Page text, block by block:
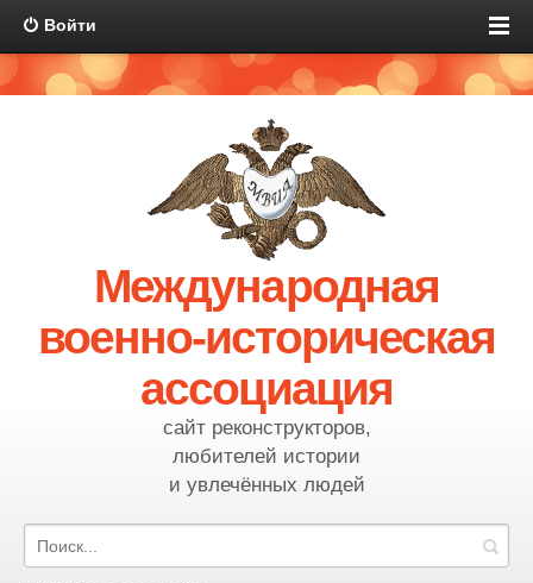
Войти
Международная
военно-историческая
ассоциация
сайт реконструкторов,
любителей истории
и увлечённых людей